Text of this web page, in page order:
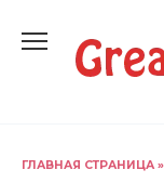
содержанию
ГЛАВНАЯ СТРАНИЦА »